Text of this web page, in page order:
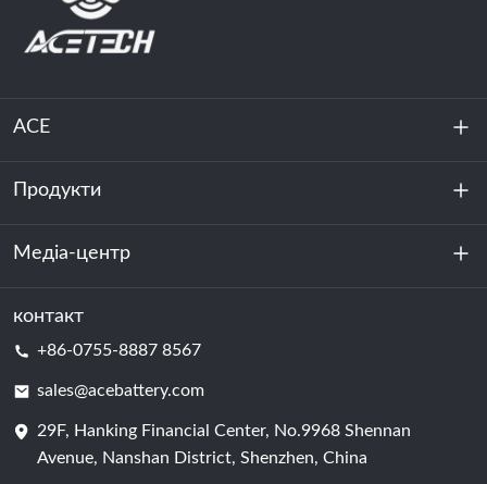
ACE
Про нас
Стійкість
Продукти
Зберігання енергії
Центр обробки даних та серверна кімната
Елемент батареї
Медіа-центр
Новини
контакт
+86-0755-8887 8567
sales@acebattery.com
29F, Hanking Financial Center, No.9968 Shennan
Avenue, Nanshan District, Shenzhen, China